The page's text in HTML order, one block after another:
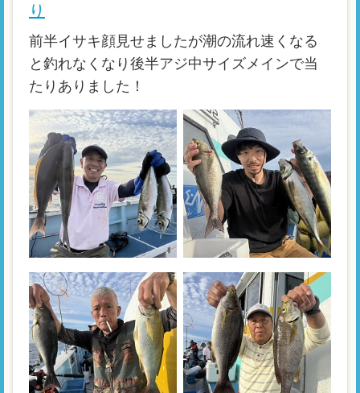
り
前半イサキ顔見せましたが潮の流れ速くなる
と釣れなくなり後半アジ中サイズメインで当
たりありました！